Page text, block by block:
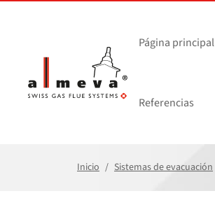
Página principal
Referencias
Inicio Sistemas de evacuación